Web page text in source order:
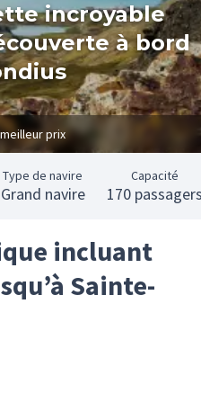
incroyable
à bord
prix
Type de navire
Grand navire
Capacité
170
incluant
Sainte-